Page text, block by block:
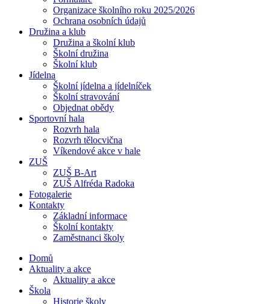
Organizace školního roku 2025/2026
Ochrana osobních údajů
Družina a klub
Družina a školní klub
Školní družina
Školní klub
Jídelna
Školní jídelna a jídelníček
Školní stravování
Objednat obědy
Sportovní hala
Rozvrh hala
Rozvrh tělocvična
Víkendové akce v hale
ZUŠ
ZUŠ B-Art
ZUŠ Alfréda Radoka
Fotogalerie
Kontakty
Základní informace
Školní kontakty
Zaměstnanci školy
Domů
Aktuality a akce
Aktuality a akce
Škola
Historie školy